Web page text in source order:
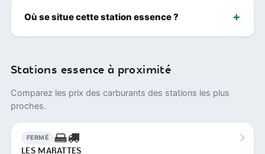
Où se situe cette station essence ?
Stations essence à proximité
Comparez les prix des carburants des stations les plus
proches.
FERMÉ
LES MARATTES